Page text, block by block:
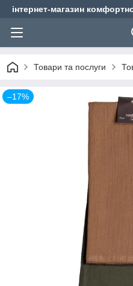
інтернет-магазин
Товари та послуги
–17%